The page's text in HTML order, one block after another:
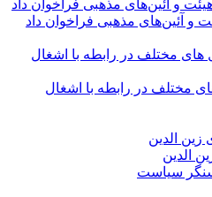
آئین‌های مذهبی فراخوان داد
مختلف در رابطه با اشغال
سیاست